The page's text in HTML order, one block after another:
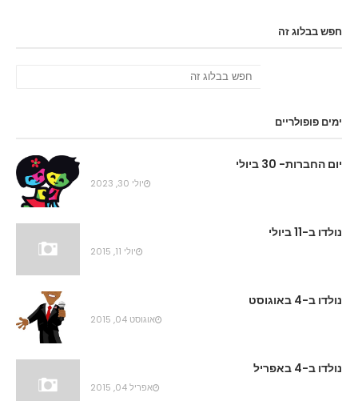
חפש בבלוג זה
ימים פופולריים
יום החברות- 30 ביולי
יולי 30, 2023
נולדו ב-11 ביולי
יולי 11, 2015
נולדו ב-4 באוגוסט
אוגוסט 04, 2015
נולדו ב-4 באפריל
אפריל 04, 2015